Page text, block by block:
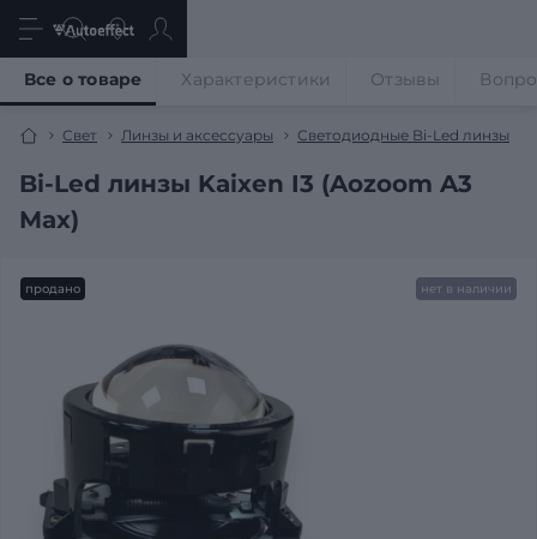
Свет Линзы и аксессуары Светодиодные Bi-Led линзы
Bi-Led линзы Kaixen I3 (Aozoom A3
Max)
Все о товаре Характеристики Отзывы
продано нет в наличии